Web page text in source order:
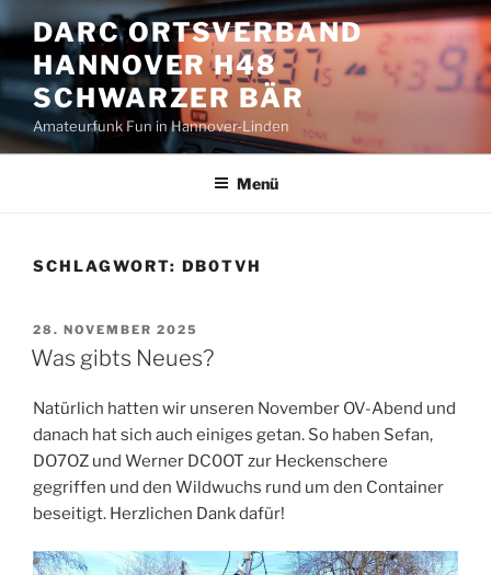
Inhalt
springen
DARC ORTSVERBAND
HANNOVER H48
SCHWARZER BÄR
Amateurfunk Fun in Hannover-Linden
Menü
SCHLAGWORT: DB0TVH
VERÖFFENTLICHT
AM
28. NOVEMBER 2025
Was gibts Neues?
Natürlich hatten wir unseren November OV-Abend und
danach hat sich auch einiges getan. So haben Sefan,
DO7OZ und Werner DC0OT zur Heckenschere
gegriffen und den Wildwuchs rund um den Container
beseitigt. Herzlichen Dank dafür!